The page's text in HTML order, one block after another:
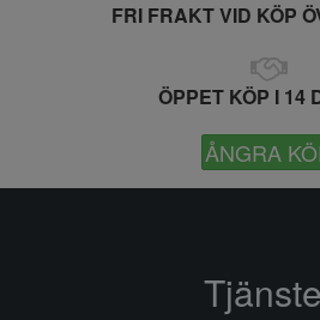
FRI FRAKT VID KÖP
ÖPPET KÖP I 14
ÅNGRA